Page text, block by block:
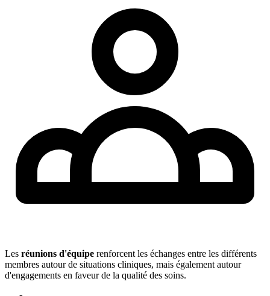
Les réunions d'équipe renforcent les échanges entre les différents
membres autour de situations cliniques, mais également autour
d'engagements en faveur de la qualité des soins.